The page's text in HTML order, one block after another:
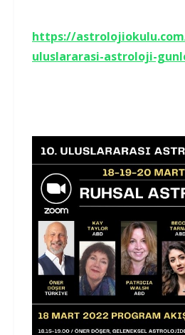
https://
uluslararasi-astroloji-